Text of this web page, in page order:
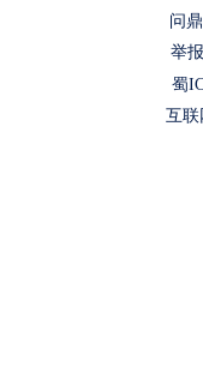
问
举
蜀
互联